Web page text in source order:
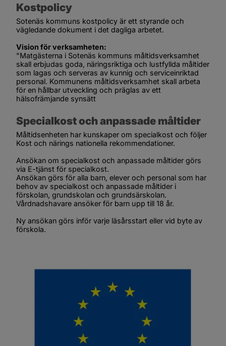
Kostpolicy
Sotenäs kommuns kostpolicy är ett styrande och
vägledande dokument i det dagliga arbetet.
Vision för verksamheten:
"Matgästerna i Sotenäs kommuns måltidsverksamhet
skall erbjudas goda, näringsriktiga och lustfyllda måltider
som lagas och serveras av kunnig och serviceinriktad
personal. Kommunens måltidsverksamhet skall arbeta
för en hållbar utveckling och präglas av ett
hälsofrämjande synsätt
Specialkost och anpassade måltider
Måltidsenheten har kunskaper om specialkost och följer
Kost och närings nationella rekommendationer.
Ansökan om specialkost och anpassade måltider görs
via E-tjänst för specialkost.
Ansökan görs för alla barn, elever och personal som har
behov av specialkost och anpassade måltider i
förskolan, grundskolan och grundsärskolan.
Vårdnadshavare ansöker för barn upp till 18 år.
Ny ansökan görs inför varje läsårsstart eller vid byte av
förskola.